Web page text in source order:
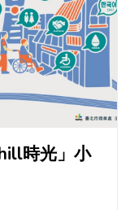
時光」小